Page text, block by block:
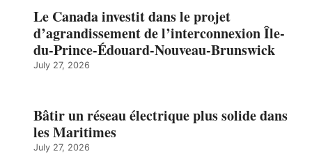
Le Canada investit dans le projet
d’agrandissement de l’interconnexion Île-
du-Prince-Édouard-Nouveau-Brunswick
July 27, 2026
Bâtir un réseau électrique plus solide dans
les Maritimes
July 27, 2026